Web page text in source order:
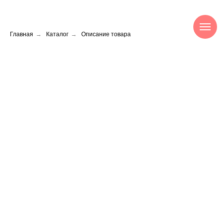
Главная → Каталог → Описание товара